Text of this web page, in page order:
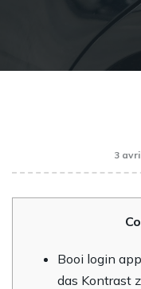
3
Booi login
das Kontrast